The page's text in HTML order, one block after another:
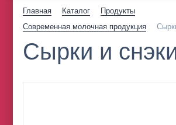
Главная Каталог
Продукты
Современная молочная продукция
Сырки и